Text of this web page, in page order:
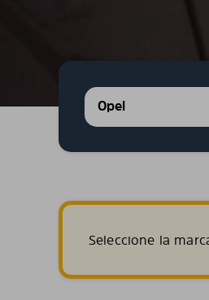
Opel
Seleccione la